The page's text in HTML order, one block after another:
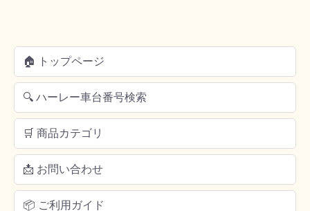
🏠 トップページ
🔍 ハーレー車台番号検索
🛒 商品カテゴリ
📩 お問い合わせ
📦 ご利用ガイド